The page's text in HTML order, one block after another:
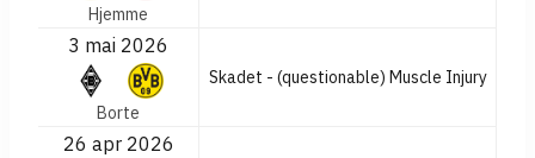
Hjemme
3 mai 2026
Borte
Skadet - (questionable) Muscle Injury
26 apr 2026